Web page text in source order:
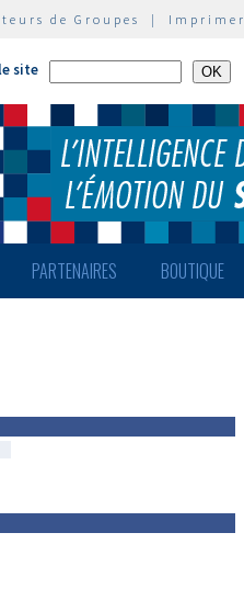
de Groupes | Imprimer
site
PARTENAIRES BOUTIQUE